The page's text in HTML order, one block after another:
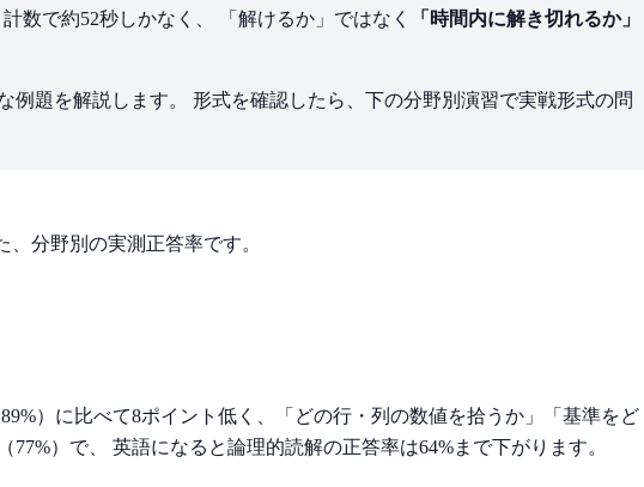
数で約52秒しかなく、 「解けるか」ではなく
「時間内に解き切れるか」
題を解説します。 形式を確認したら、下の分野別演習で実戦形式の問
分野別の実測正答率です。
）に比べて8ポイント低く、「どの行・列の数値を拾うか」「基準をど
）で、 英語になると論理的読解の正答率は64%まで下がります。